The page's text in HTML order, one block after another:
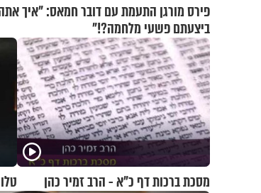
פירס מורגן התעמת עם דובר חמאס: "איך
ביצעתם פשעי מלחמה?!"
מסכת ברכות דף כ"א - הרב זמיר כהן